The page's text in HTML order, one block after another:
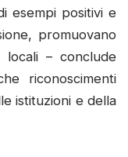
esempi positivi e
promuovano
locali – conclude
riconoscimenti
istituzioni e della